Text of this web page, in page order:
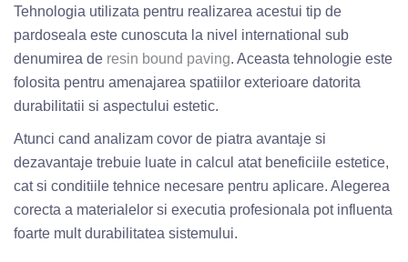
Tehnologia utilizata pentru realizarea acestui tip de
pardoseala este cunoscuta la nivel international sub
denumirea de resin bound paving. Aceasta tehnologie este
folosita pentru amenajarea spatiilor exterioare datorita
durabilitatii si aspectului estetic.
Atunci cand analizam covor de piatra avantaje si
dezavantaje trebuie luate in calcul atat beneficiile estetice,
cat si conditiile tehnice necesare pentru aplicare. Alegerea
corecta a materialelor si executia profesionala pot influenta
foarte mult durabilitatea sistemului.